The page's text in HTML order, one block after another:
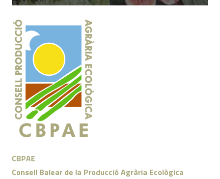
CBPAE
Consell Balear de la Producció Agrària Ecològica